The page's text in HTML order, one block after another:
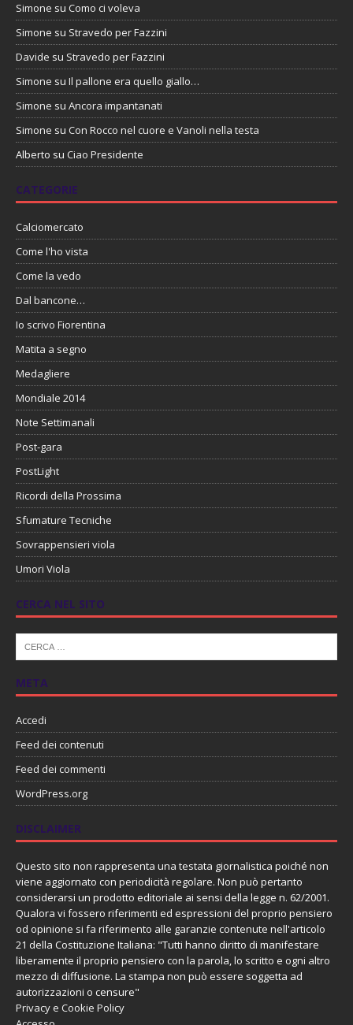
Simone su Como ci voleva
Simone su Stravedo per Fazzini
Davide su Stravedo per Fazzini
Simone su Il pallone era quello giallo…
Simone su Ancora impantanati
Simone su Con Rocco nel cuore e Vanoli nella testa
Alberto su Ciao Presidente
CATEGORIE
Calciomercato
Come l'ho vista
Come la vedo
Dal bancone…
Io scrivo Fiorentina
Matita a segno
Medagliere
Mondiale 2014
Note Settimanali
Post-gara
PostLight
Ricordi della Prossima
Sfumature Tecniche
Sovrappensieri viola
Umori Viola
CERCA NEL SITO
META
Accedi
Feed dei contenuti
Feed dei commenti
WordPress.org
DISCLAIMER
Questo sito non rappresenta una testata giornalistica poiché non
viene aggiornato con periodicità regolare. Non può pertanto
considerarsi un prodotto editoriale ai sensi della legge n. 62/2001.
Qualora vi fossero riferimenti ed espressioni del proprio pensiero
od opinione si fa riferimento alle garanzie contenute nell'articolo
21 della Costituzione Italiana: "Tutti hanno diritto di manifestare
liberamente il proprio pensiero con la parola, lo scritto e ogni altro
mezzo di diffusione. La stampa non può essere soggetta ad
autorizzazioni o censure"
Privacy e Cookie Policy